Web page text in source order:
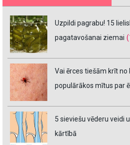
Uzpildi pagrabu! 15
pagatavošanai ziemai
Vai ērces tiešām krīt
populārākos mītus par
5 sieviešu vēderu veidi
kārtībā